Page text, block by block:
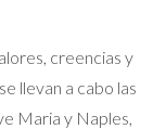
creencias y
llevan a cabo las
Maria y Naples,